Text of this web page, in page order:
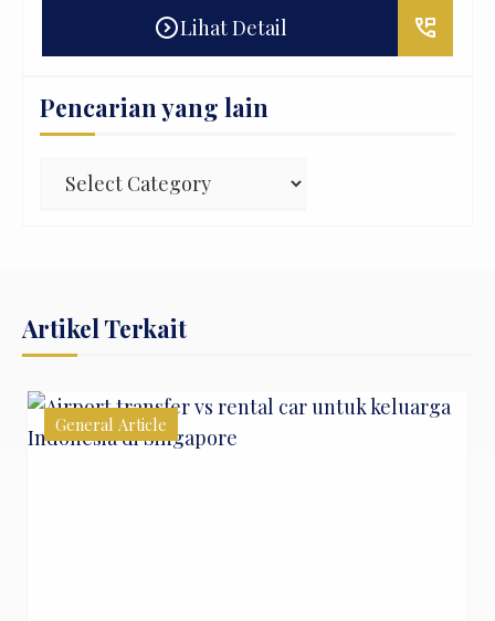
expand_circle_rightLihat Detail perm_phone_msg
Pencarian yang lain
Pencarian
Artikel Terkait
General Article